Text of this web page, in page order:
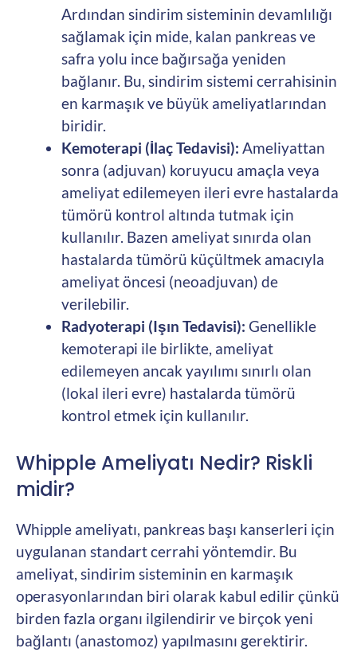
Ardından sindirim sisteminin devamlılığı
sağlamak için mide, kalan pankreas ve
safra yolu ince bağırsağa yeniden
bağlanır. Bu, sindirim sistemi cerrahisinin
en karmaşık ve büyük ameliyatlarından
biridir.
Kemoterapi (İlaç Tedavisi): Ameliyattan
sonra (adjuvan) koruyucu amaçla veya
ameliyat edilemeyen ileri evre hastalarda
tümörü kontrol altında tutmak için
kullanılır. Bazen ameliyat sınırda olan
hastalarda tümörü küçültmek amacıyla
ameliyat öncesi (neoadjuvan) de
verilebilir.
Radyoterapi (Işın Tedavisi): Genellikle
kemoterapi ile birlikte, ameliyat
edilemeyen ancak yayılımı sınırlı olan
(lokal ileri evre) hastalarda tümörü
kontrol etmek için kullanılır.
Whipple Ameliyatı Nedir? Riskli
midir?
Whipple ameliyatı, pankreas başı kanserleri için
uygulanan standart cerrahi yöntemdir. Bu
ameliyat, sindirim sisteminin en karmaşık
operasyonlarından biri olarak kabul edilir çünkü
birden fazla organı ilgilendirir ve birçok yeni
bağlantı (anastomoz) yapılmasını gerektirir.